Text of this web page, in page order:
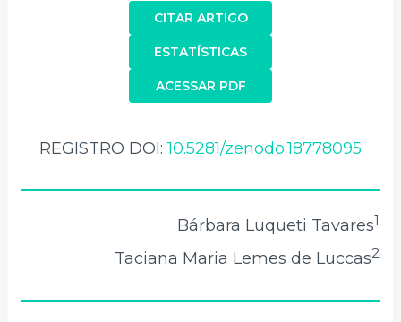
CITAR ARTIGO
ACESSAR PDF
ESTATÍSTICAS
REGISTRO DOI:10.5281/zenodo.18778095
Bárbara Luqueti Tavares1
Taciana Maria Lemes de Luccas2